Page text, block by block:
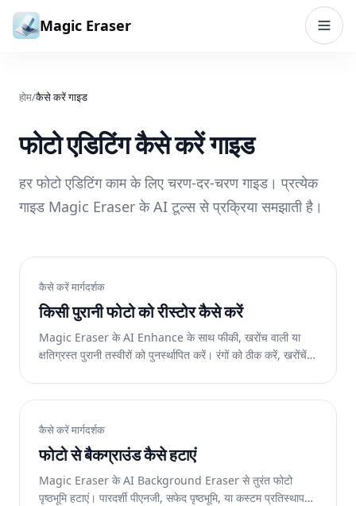
सामग्री पर जाएं
Magic Eraser
होम/कैसे करें गाइड
फोटो एडिटिंग कैसे करें गाइड
हर फोटो एडिटिंग काम के लिए चरण-दर-चरण गाइड। प्रत्येक
गाइड Magic Eraser के AI टूल्स से प्रक्रिया समझाती है।
कैसे करें मार्गदर्शक
किसी पुरानी फोटो को रीस्टोर कैसे करें
Magic Eraser के AI Enhance के साथ फीकी, खरोंच वाली या
क्षतिग्रस्त पुरानी तस्वीरों को पुनर्स्थापित करें। रंगों को ठीक करें, खरोंचें
कैसे करें मार्गदर्शक
फोटो से बैकग्राउंड कैसे हटाएं
Magic Eraser के AI Background Eraser से तुरंत फोटो
पृष्ठभूमि हटाएं। पारदर्शी पीएनजी, सफेद पृष्ठभूमि, या कस्टम प्रतिस्थापन